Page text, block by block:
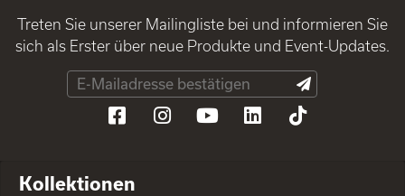
Treten Sie unserer Mailingliste bei und informieren Sie
sich als Erster über neue Produkte und Event-Updates.
Kollektionen